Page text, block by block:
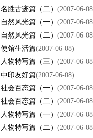
名胜古迹篇（二） (2007-06-
自然风光篇（一） (2007-06-
自然风光篇（二） (2007-06-
使馆生活篇(2007-06-08)
人物特写篇（三） (2007-06-
中印友好篇(2007-06-08)
社会百态篇（一） (2007-06-
社会百态篇（二） (2007-06-
人物特写篇（一） (2007-06-
人物特写篇（二） (2007-06-